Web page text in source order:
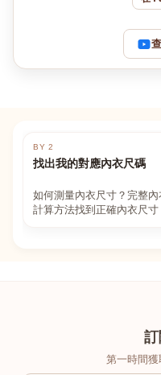
BY 2
找出我的對應內衣尺碼
如何測量內衣尺寸？完整
計算方法找到正確內衣尺
第一時間獲